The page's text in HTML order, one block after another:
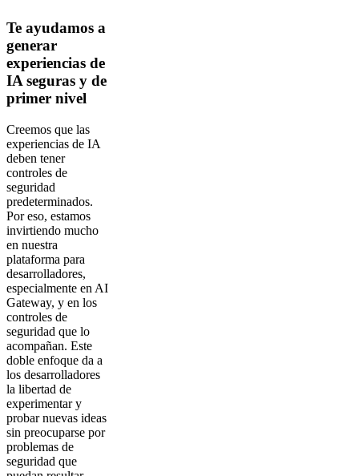
Te ayudamos a
generar
experiencias de
IA seguras y de
primer nivel
Creemos que las
experiencias de IA
deben tener
controles de
seguridad
predeterminados.
Por eso, estamos
invirtiendo mucho
en nuestra
plataforma para
desarrolladores,
especialmente en AI
Gateway, y en los
controles de
seguridad que lo
acompañan. Este
doble enfoque da a
los desarrolladores
la libertad de
experimentar y
probar nuevas ideas
sin preocuparse por
problemas de
seguridad que